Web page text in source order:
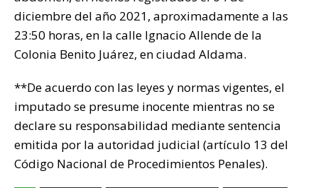
diciembre del año 2021, aproximadamente a las
23:50 horas, en la calle Ignacio Allende de la
Colonia Benito Juárez, en ciudad Aldama.
**De acuerdo con las leyes y normas vigentes, el
imputado se presume inocente mientras no se
declare su responsabilidad mediante sentencia
emitida por la autoridad judicial (artículo 13 del
Código Nacional de Procedimientos Penales).